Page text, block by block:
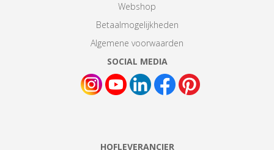
Webshop
Betaalmogelijkheden
Algemene voorwaarden
SOCIAL MEDIA
HOFLEVERANCIER